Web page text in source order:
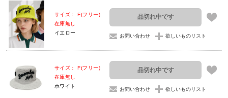
サイズ： F(フリー)
在庫無し
イエロー
品切れ中です
お問い合わせ 欲しいものリスト
サイズ： F(フリー)
在庫無し
ホワイト
品切れ中です
お問い合わせ 欲しいものリスト